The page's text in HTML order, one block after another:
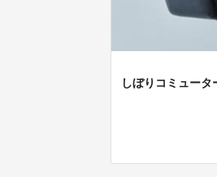
しぼりコミュータ